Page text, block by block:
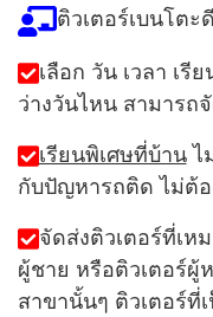
ติวเตอร์เบนโตะ
เลือก วัน เวลา เรี
ว่างวันไหน สามารถจั
เรียนพิเศษที่บ้านไ
กับปัญหารถติด ไม่ต้
จัดส่งติวเตอร์ที่เห
ผู้ชาย หรือติวเตอร์ผู้
สาขานั้นๆ ติวเตอร์ที่